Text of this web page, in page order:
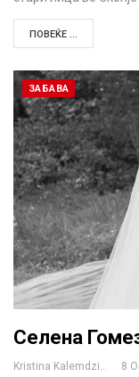
ПОВЕЌЕ ...
ЗАБАВА
Селена
8